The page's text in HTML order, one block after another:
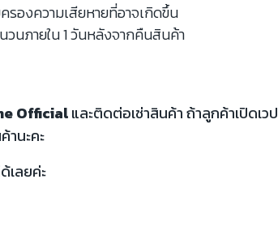
องความเสียหายที่อาจเกิดขึ้น
นภายใน 1 วันหลังจากคืนสินค้า
Officialและติดต่อเช่าสินค้า ถ้าลูกค้าเปิดเ
านะคะ
เลยค่ะ